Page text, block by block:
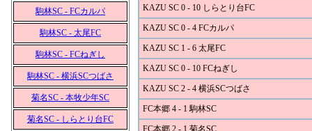
駒林SC - FCカルパ
駒林SC - 太尾FC
駒林SC - FCねぎし
駒林SC - 横浜SCつばさ
菊名SC - 本牧少年SC
菊名SC - しらとり台FC
KAZU SC 0 - 10 しらとり台FC
KAZU SC 0 - 4 FCカルパ
KAZU SC 1 - 6 太尾FC
KAZU SC 0 - 10 FCねぎし
KAZU SC 2 - 4 横浜SCつばさ
FC本郷 4 - 1 駒林SC
FC本郷 2 - 1 菊名SC